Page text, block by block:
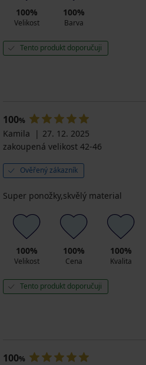
100%
Velikost
100%
Barva
Tento produkt doporučuji
100%
Kamila
27. 12. 2025
zakoupená velikost 42-46
Ověřený zákazník
Super ponožky,skvělý material
100%
Velikost
100%
Cena
100%
Kvalita
Tento produkt doporučuji
100%